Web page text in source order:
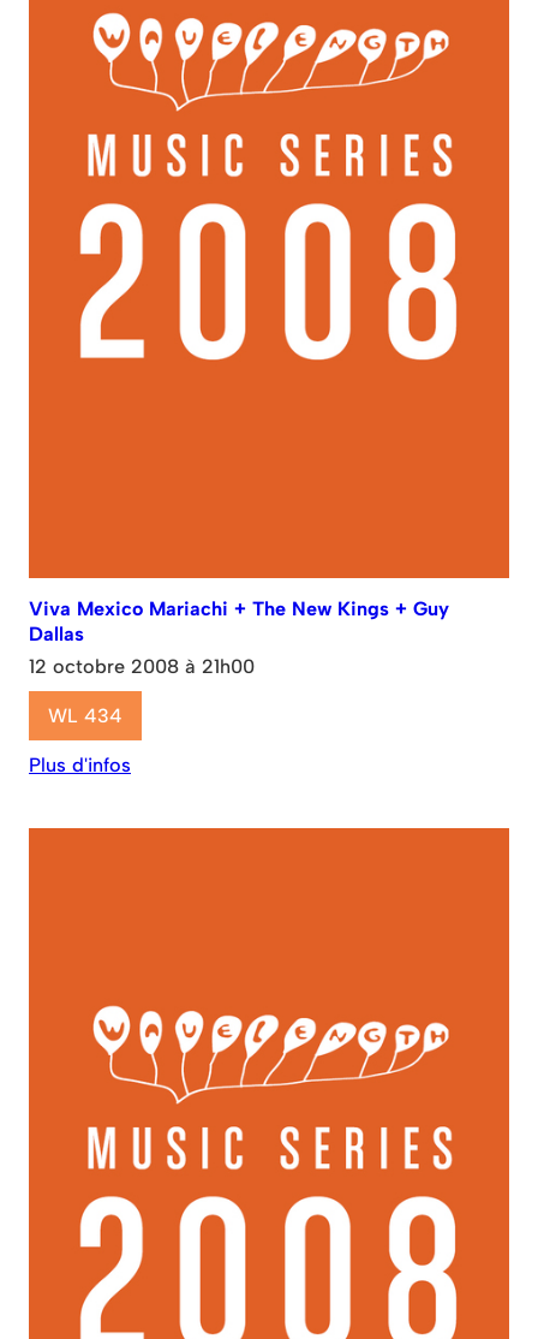
Viva Mexico Mariachi + The New Kings + Guy
Dallas
12 octobre 2008 à 21h00
WL 434
Plus d'infos